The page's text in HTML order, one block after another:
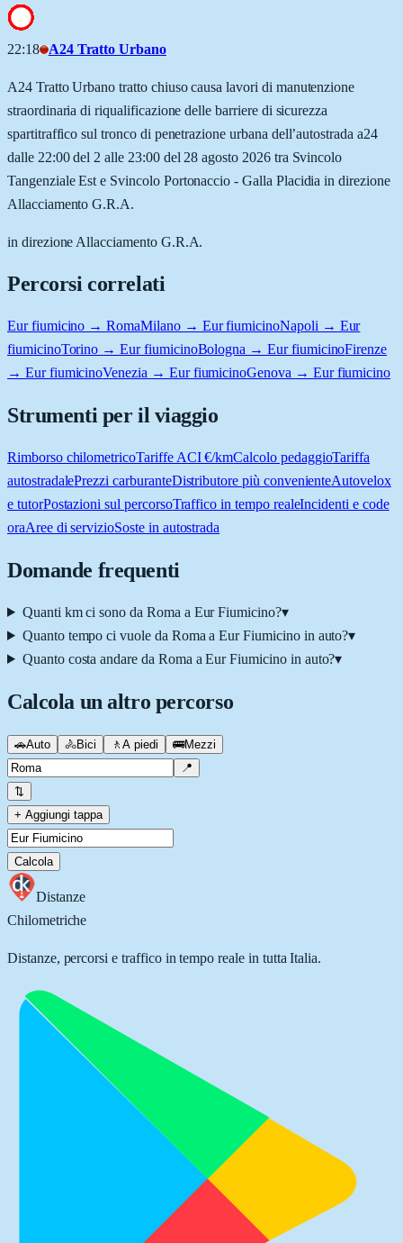
22:18 A24 Tratto Urbano
A24 Tratto Urbano tratto chiuso causa lavori di manutenzione
straordinaria di riqualificazione delle barriere di sicurezza
spartitraffico sul tronco di penetrazione urbana dell’autostrada a24
dalle 22:00 del 2 alle 23:00 del 28 agosto 2026 tra Svincolo
Tangenziale Est e Svincolo Portonaccio - Galla Placidia in direzione
Allacciamento G.R.A.
in direzione Allacciamento G.R.A.
Percorsi correlati
Eur fiumicino → RomaMilano → Eur fiumicinoNapoli → Eur
fiumicinoTorino → Eur fiumicinoBologna → Eur fiumicinoFirenze
→ Eur fiumicinoVenezia → Eur fiumicinoGenova → Eur fiumicino
Strumenti per il viaggio
Rimborso chilometricoTariffe ACI €/kmCalcolo pedaggioTariffa
autostradalePrezzi carburanteDistributore più convenienteAutovelox
e tutorPostazioni sul percorsoTraffico in tempo realeIncidenti e code
oraAree di servizioSoste in autostrada
Domande frequenti
Quanti km ci sono da Roma a Eur Fiumicino?▾
Quanto tempo ci vuole da Roma a Eur Fiumicino in auto?▾
Quanto costa andare da Roma a Eur Fiumicino in auto?▾
Calcola un altro percorso
🚗Auto 🚴Bici 🚶 A piedi 🚌Mezzi
📍
⇅
+ Aggiungi tappa
Calcola
Distanze
Chilometriche
Distanze, percorsi e traffico in tempo reale in tutta Italia.